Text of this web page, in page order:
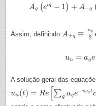
Aq (eiq − 1) + A −q (
Aq( eiq− 1)+ A − q(e−iq− 1
Assim, definindo A±q ≡ aq
2
A±q≡ aq 2e
un = aqe
un= aq e−i
A solução geral das
un (t) = Re ∑q aqe−iωqtc
un(t)= Re[ ∑qa e−iωqtcos(q(n